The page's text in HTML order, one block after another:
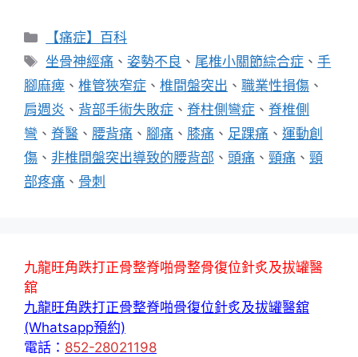
分
類
【痛症】百科
標
籤
坐骨神經痛 、姿勢不良 、 尾椎小關節綜合症 、手
腳麻痺 、 椎管狹窄症 、 椎間盤突出 、 職業性損傷 、
肩週炎 、 背部手術失敗症 、 脊柱側彎症 、 脊椎側
彎 、 脊醫 、 腰背痛 、 腳痛 、 膝痛 、 足踝痛 、 運動創
傷 、 非椎間盤突出導致的腰背部 、 頭痛 、 頸痛 、 頸
部疼痛 、 骨刺
九龍旺角跌打正骨整脊啪骨整骨復位針炙及拔罐醫
舘
九龍旺角跌打正骨整脊啪骨復位針炙及拔罐醫舘
(Whatsapp預約)
電話： 852-28021198